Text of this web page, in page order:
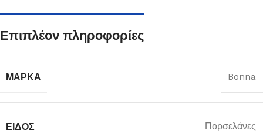
Επιπλέον πληροφορίες
ΜΆΡΚΑ Bonna
ΕΊΔΟΣ Πορσελάνες